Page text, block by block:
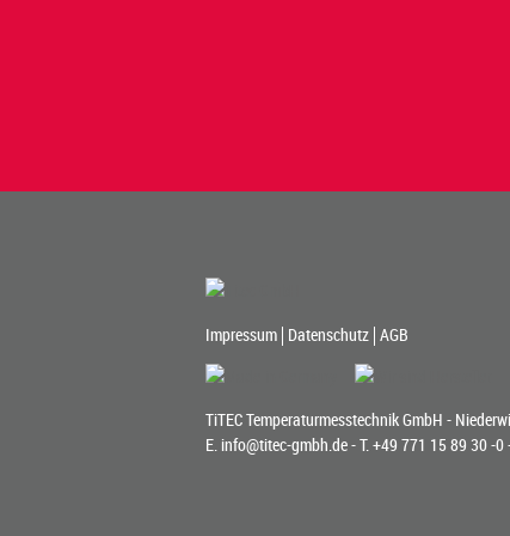
Impressum Datenschutz AGB
TiTEC Temperaturmesstechnik GmbH -
E. info@titec-gmbh.de- T. +49 771 15 89 30 -0